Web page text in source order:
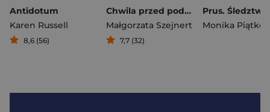
Antidotum
Karen Russell
8,6 (56)
Chwila przed podróżą. Reportaże z PRL
Małgorzata Szejnert
7,7 (32)
Monika